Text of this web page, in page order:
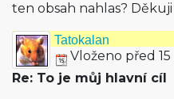
ten obsah nahlas?
Tatokalan
Vloženo před
Re: To je můj hlavní cíl